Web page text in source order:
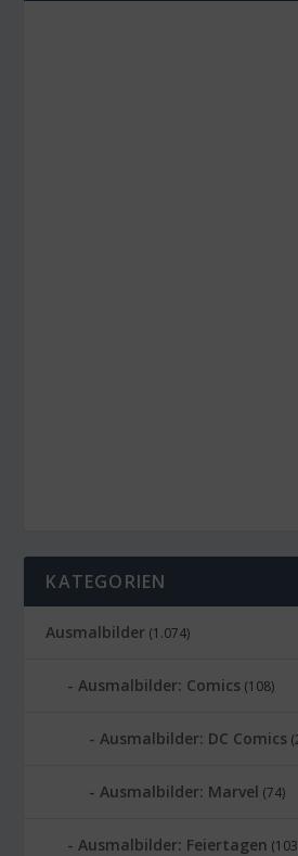
KATEGORIEN
Ausmalbilder (1.074)
Ausmalbilder: Comics (108)
Ausmalbilder: DC Comics
Ausmalbilder: Marvel (74)
Ausmalbilder: Feiertagen